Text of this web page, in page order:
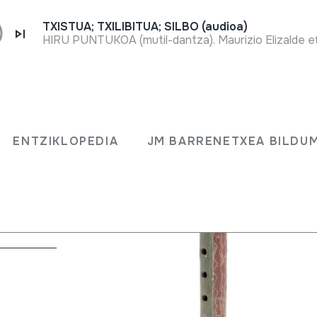
ENTZIKLOPEDIA JM BARRENETXEA
TXISTUA; TXILIBITUA; SILBO (audioa)
HIRU PUNTUKOA (mutil-dantza). Maurizio Elizalde
+ kena